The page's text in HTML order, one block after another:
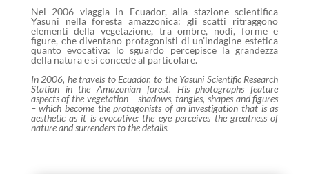
Nel 2006 viaggia in Ecuador, alla stazione scientifica
Yasuni nella foresta amazzonica: gli scatti ritraggono
elementi della vegetazione, tra ombre, nodi, forme e
figure, che diventano protagonisti di un’indagine estetica
quanto evocativa: lo sguardo percepisce la grandezza
della natura e si concede al particolare.
In 2006, he travels to Ecuador, to the Yasuni Scientific Research
Station in the Amazonian forest. His photographs feature
aspects of the vegetation – shadows, tangles, shapes and figures
– which become the protagonists of an investigation that is as
aesthetic as it is evocative: the eye perceives the greatness of
nature and surrenders to the details.